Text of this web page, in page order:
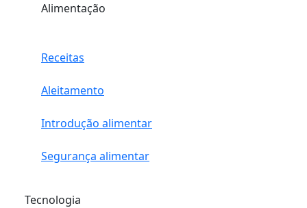
Alimentação
Receitas
Aleitamento
Introdução alimentar
Segurança alimentar
Tecnologia